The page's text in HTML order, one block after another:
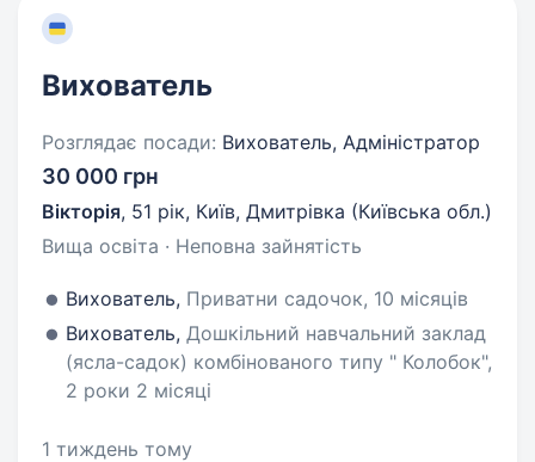
Вихователь
Розглядає посади: Вихователь, Адміністратор
30 000 грн
Вікторія, 51 рік, Київ, Дмитрівка (Київська обл.)
Вища освіта · Неповна зайнятість
Вихователь, Приватни садочок, 10 місяців
Вихователь, Дошкільний навчальний заклад
(ясла-садок) комбінованого типу " Колобок",
2 роки 2 місяці
1 тиждень тому